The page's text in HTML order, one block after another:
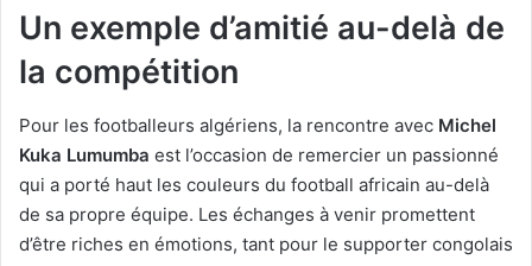
Un exemple d’amitié au-delà de
la compétition
Pour les footballeurs algériens, la rencontre avec Michel
Kuka Lumumba est l’occasion de remercier un passionné
qui a porté haut les couleurs du football africain au-delà
de sa propre équipe. Les échanges à venir promettent
d’être riches en émotions, tant pour le supporter congolais